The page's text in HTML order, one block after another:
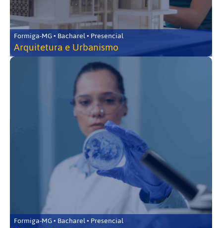
Formiga-MG • Bacharel • Presencial
Arquitetura e Urbanismo
Formiga-MG • Bacharel • Presencial